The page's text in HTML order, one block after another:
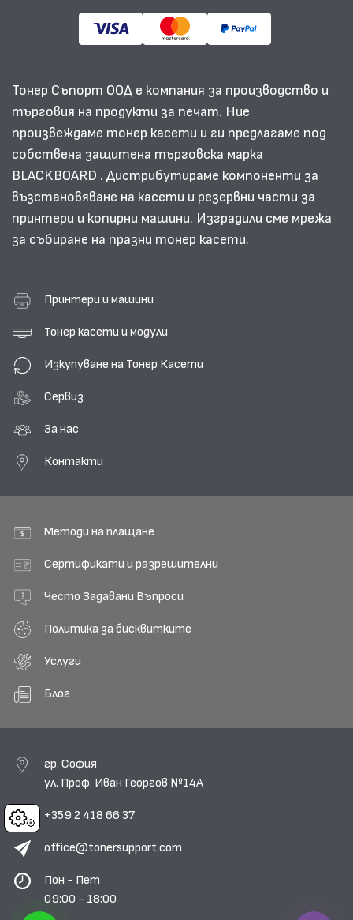
Cookies
Тонер Съпорт ООД е компания за производство и
търговия на продукти за печат. Ние
произвеждаме тонер касети и ги предлагаме под
собствена защитена търговска марка
BLACKBOARD . Дистрибутираме компоненти за
възстановяване на касети и резервни части за
принтери и копирни машини. Изградили сме мрежа
за събиране на празни тонер касети.
Принтери и машини
Тонер касети и модули
Изкупуване на Тонер Касети
Сервиз
За нас
Контакти
Методи на плащане
Сертификати и разрешителни
Често Задавани Въпроси
Политика за бисквитките
Услуги
Блог
гр. София
ул. Проф. Иван Георгов №14А
+359 2 418 66 37
office@tonersupport.com
Пон - Пет
09:00 - 18:00